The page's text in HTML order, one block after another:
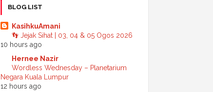
►October 2025
►
► August 2025(7)
July 2025(2)
►June 2025
May 2025
April 2025(6)
March 2025(6)
►February 2025(1)
►January 2025
BLOG LIST
KasihkuAmani
👣 Jejak Sihat | 03, 04 & 05 Ogos 2026
10 hours ago
Hernee Nazir
Wordless Wednesday – Planetarium
Negara Kuala Lumpur
12 hours ago